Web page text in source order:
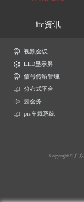
itc资讯
视频会议
LED显示屏
信号传输管理
分布式平台
云会务
pis车载系统
Copyright © 广